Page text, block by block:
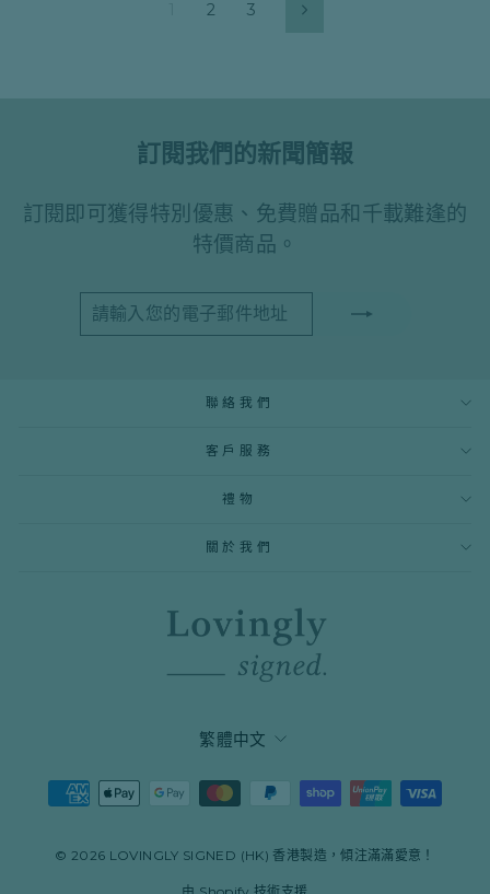
2 3 下
訂閱我們的新聞簡報
訂閱即可獲得特別優惠、免費贈品和千載難逢的
特價商品。
輸
入
子
件
閱
聯絡我們
客戶服務
禮物
關於我們
語
繁體中文
© 2026 LOVINGLY SIGNED (HK) 香港製造，傾注滿滿愛意！